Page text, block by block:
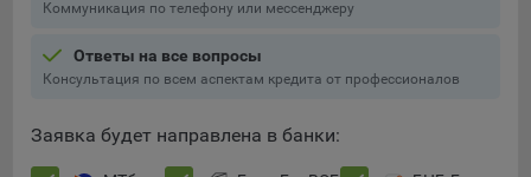
9.2. Функциональные файлы cookie, например,
определяющие имя пользователя. Данные файлы cookie
используются для обеспечения работы некоторых
пользователя или выбора языка, и для предотвращения
повторных прохождений опросов пользователями.
Коммуникация по телефону или мессенджеру
Ответы на все вопросы
Консультация по всем аспектам кредита от профессионалов
Заявка будет направлена в банки: